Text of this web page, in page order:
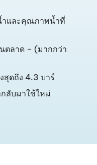
ำและคุณภาพน้ำที่
ตลาด – (มากกว่า
สุดถึง 4.3 บาร์
ลับมาใช้ใหม่